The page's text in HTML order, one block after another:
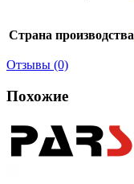
Страна производства
Отзывы (0)
Похожие